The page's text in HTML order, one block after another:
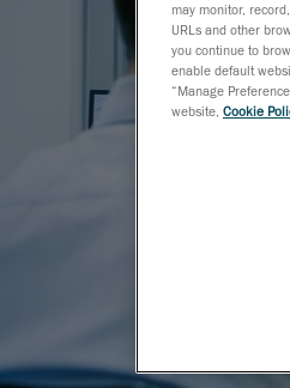
may monitor,
URLs and other
you continue to
enable default
“Manage
website, Cookie